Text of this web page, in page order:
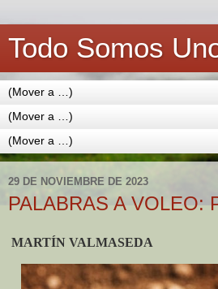
Todo Somos
29 DE NOVIEMBRE DE 2023
PALABRAS A VOLEO:
MARTÍN VALMASEDA